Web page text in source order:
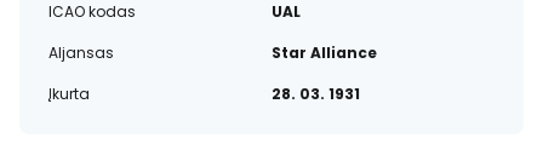
ICAO kodas
UAL
Aljansas
Star Alliance
Įkurta
28. 03. 1931